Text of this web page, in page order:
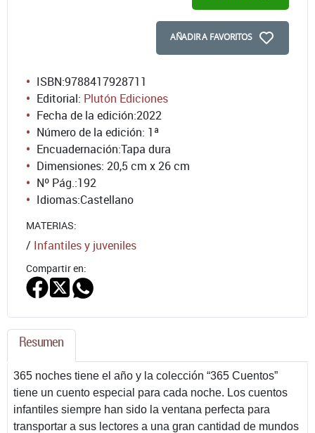
AÑADIR A FAVORITOS
ISBN:9788417928711
Editorial: Plutón Ediciones
Fecha de la edición:2022
Número de la edición: 1ª
Encuadernación:Tapa dura
Dimensiones: 20,5 cm x 26 cm
Nº Pág.:192
Idiomas:Castellano
MATERIAS:
/ Infantiles y juveniles
Compartir en:
Resumen
365 noches tiene el año y la colección “365 Cuentos”
tiene un cuento especial para cada noche. Los cuentos
infantiles siempre han sido la ventana perfecta para
transportar a sus lectores a una gran cantidad de mundos